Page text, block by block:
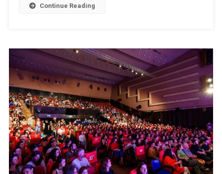
Continue Reading